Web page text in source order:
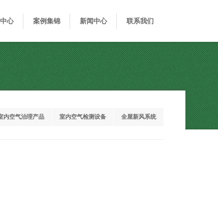
心 案例集锦 新闻中心 联系我们
内空气治理产品 室内空气检测设备 全屋新风系统